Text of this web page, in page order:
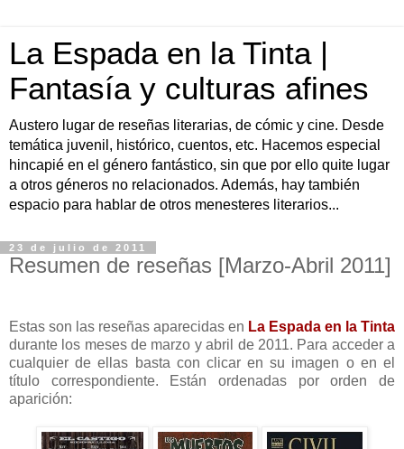
La Espada en la Tinta |
Fantasía y culturas afines
Austero lugar de reseñas literarias, de cómic y cine. Desde
temática juvenil, histórico, cuentos, etc. Hacemos especial
hincapié en el género fantástico, sin que por ello quite lugar
a otros géneros no relacionados. Además, hay también
espacio para hablar de otros menesteres literarios...
23 de julio de 2011
Resumen de reseñas [Marzo-Abril 2011]
Estas son las reseñas aparecidas en La Espada en la Tinta
durante los meses de marzo y abril de 2011. Para acceder a
cualquier de ellas basta con clicar en su imagen o en el
título correspondiente. Están ordenadas por orden de
aparición: